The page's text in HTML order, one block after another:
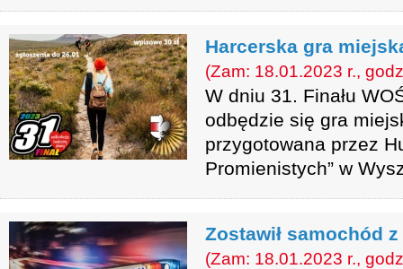
Harcerska gra
(Zam: 18.01.2023 r.,
W dniu 31. Finału
odbędzie się gra
przygotowana przez
Promienistych” w
Zostawił samochód
(Zam: 18.01.2023 r.,